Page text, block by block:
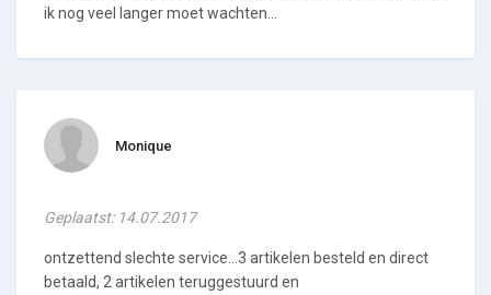
ik nog veel langer moet wachten...
Monique
Geplaatst: 14.07.2017
ontzettend slechte service...3 artikelen besteld en direct
betaald, 2 artikelen teruggestuurd en